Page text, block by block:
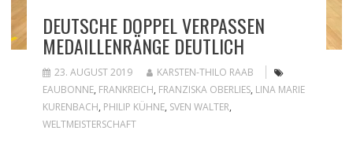
DEUTSCHE DOPPEL VERPASSEN
MEDAILLENRÄNGE DEUTLICH
23. AUGUST 2019
KARSTEN-THILO RAAB
EAUBONNE, FRANKREICH, FRANZISKA OBERLIES, LINA MARIE
KURENBACH, PHILIP KÜHNE, SVEN WALTER,
WELTMEISTERSCHAFT